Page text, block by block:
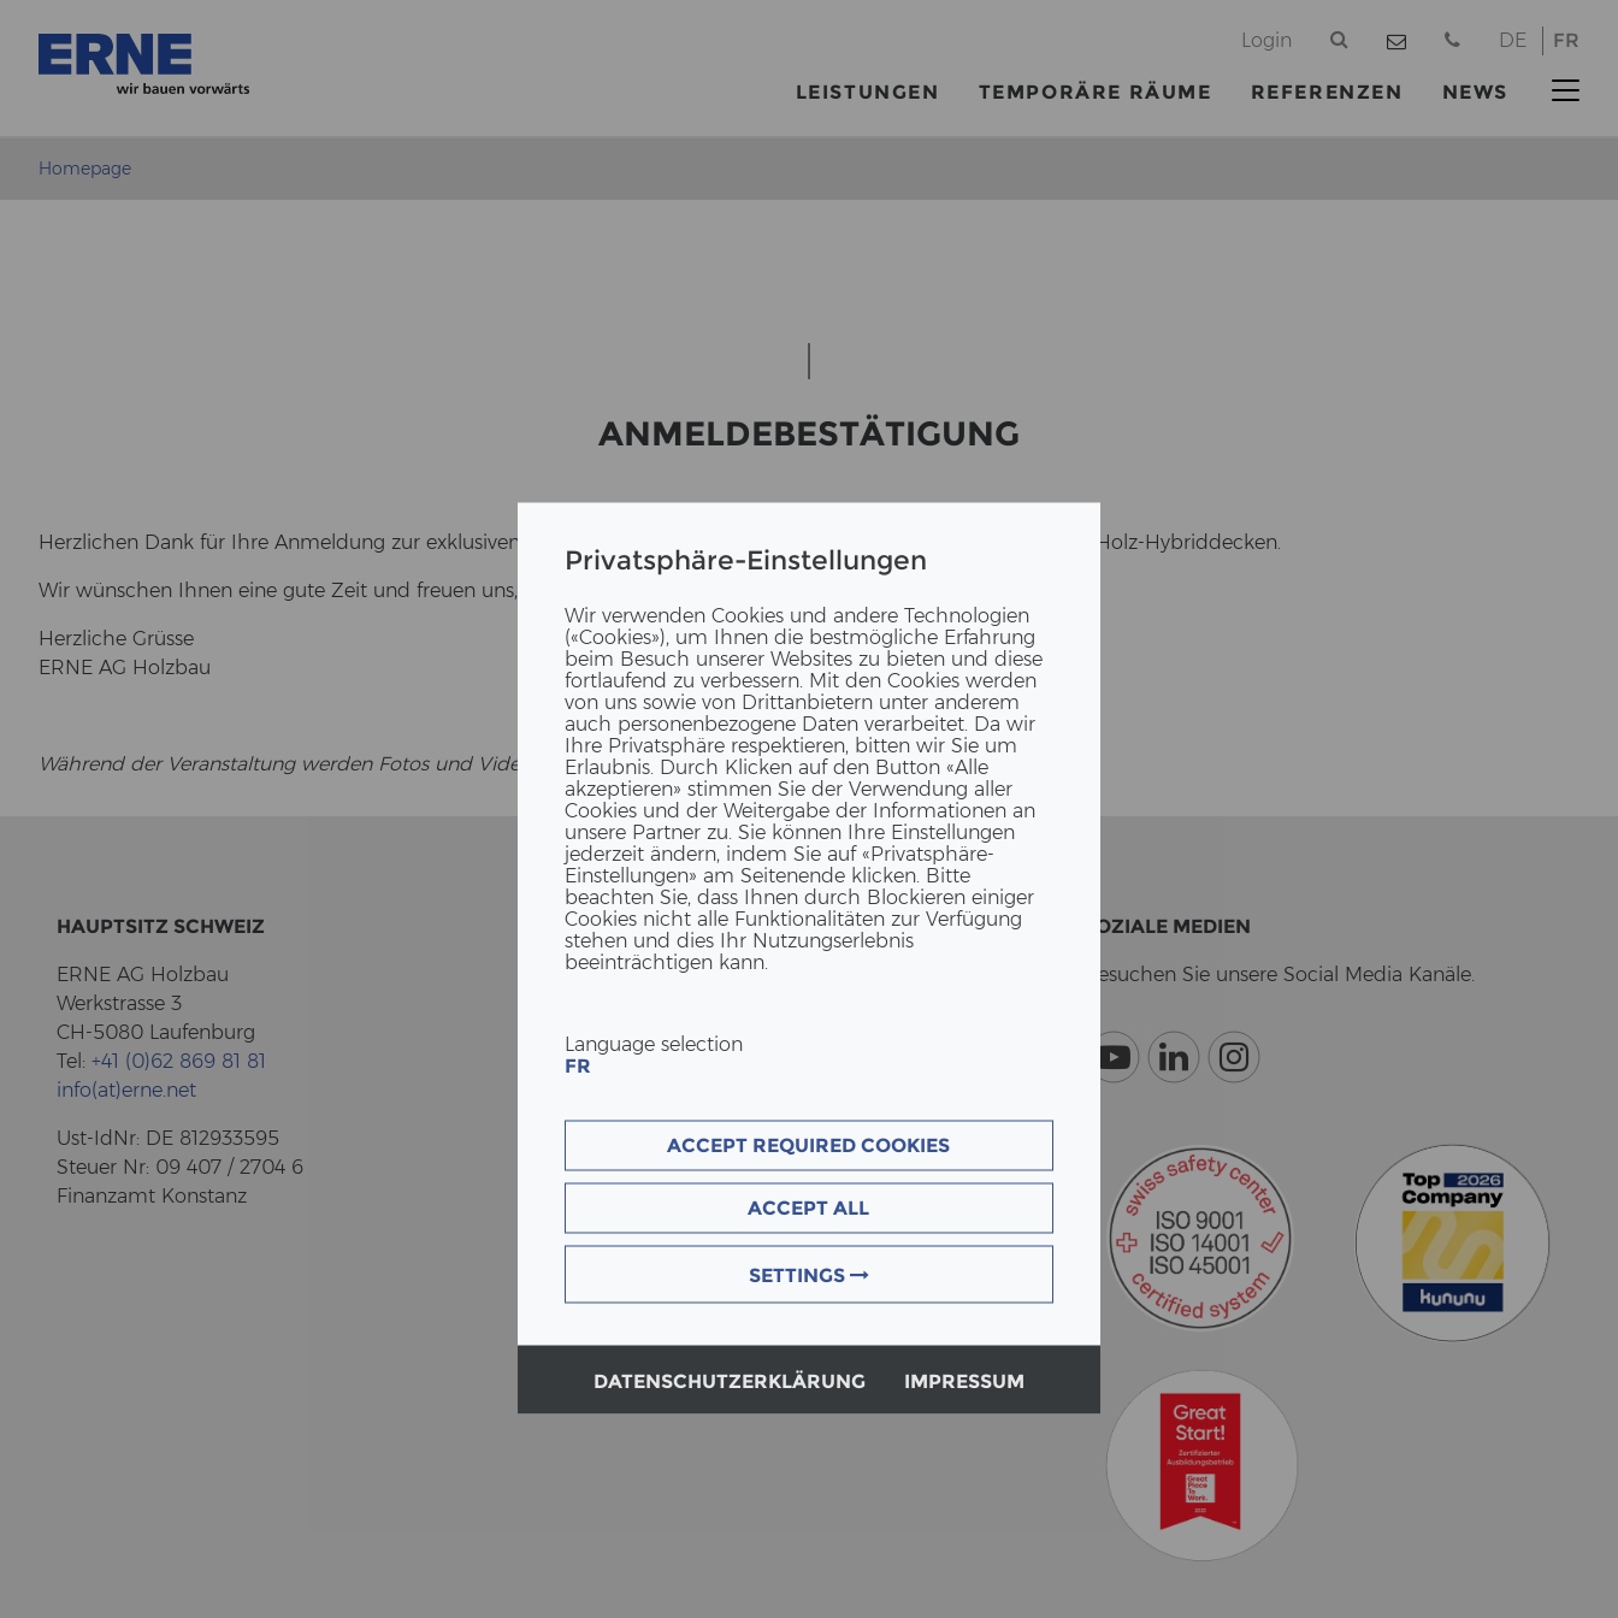
Privatsphäre-Einstellungen
Wir verwenden Cookies und andere Technologien
(«Cookies»), um Ihnen die bestmögliche Erfahrung
beim Besuch unserer Websites zu bieten und diese
fortlaufend zu verbessern. Mit den Cookies werden
von uns sowie von Drittanbietern unter anderem
auch personenbezogene Daten verarbeitet. Da wir
Ihre Privatsphäre respektieren, bitten wir Sie um
Erlaubnis. Durch Klicken auf den Button «Alle
akzeptieren» stimmen Sie der Verwendung aller
Cookies und der Weitergabe der Informationen an
unsere Partner zu. Sie können Ihre Einstellungen
jederzeit ändern, indem Sie auf «Privatsphäre-
Einstellungen» am Seitenende klicken. Bitte
beachten Sie, dass Ihnen durch Blockieren einiger
Cookies nicht alle Funktionalitäten zur Verfügung
stehen und dies Ihr Nutzungserlebnis
beeinträchtigen kann.
Language selection
FR
ACCEPT REQUIRED COOKIES
ACCEPT ALL
SETTINGS
DATENSCHUTZERKLÄRUNG IMPRESSUM
DE FR
Login
LEISTUNGEN TEMPORÄRE RÄUME REFERENZEN NEWS
Homepage
AN­MEL­DE­BE­STÄ­TI­GUNG
Herz­li­chen Dank für Ihre An­mel­dung zur ex­klu­si­ven Be­sich­ti­gung un­se­rer hoch­mo­der­nen Pro­duk­ti­ons­an­la­ge für Holz-​Hybriddecken.
Wir wün­schen Ihnen eine gute Zeit und freu­en uns, Sie bald bei uns in Stein be­grüs­sen zu dür­fen.
Herz­li­che Grüs­se
ERNE AG Holz­bau
Wäh­rend der Ver­an­stal­tung wer­den Fotos und Vi­de­os zwecks Öf­fent­lich­keits­ar­beit er­stellt.
HAUPT­SITZ SCHWEIZ
ERNE AG Holz­bau
Werk­stras­se 3
CH-5080 Lau­fen­burg
Tel: +41 (0)62 869 81 81
info(at)erne.net
Ust-​IdNr: DE 812933595
Steu­er Nr: 09 407 / 2704 6
Fi­nanz­amt Kon­stanz
KON­TAKT DEUTSCH­LAND
ERNE GmbH
DE-51674 Wiehl
Tel:+49 2262 69 94 50
Ge­schäfts­lei­tung
Bernd Bonsch | Pa­trick Suter
HRB 85872 Amts­ge­richt Köln
UST ID Nr. DE 302355579
SO­ZIA­LE ME­DI­EN
Be­su­chen Sie un­se­re So­cial Media Ka­nä­le.